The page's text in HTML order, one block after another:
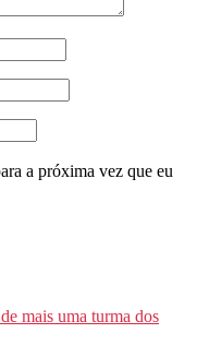
a próxima vez que eu